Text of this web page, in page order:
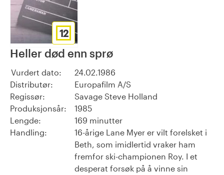
12
Heller død enn sprø
Vurdert dato:
24.02.1986
Distributør:
Europafilm A/S
Regissør:
Savage Steve Holland
Produksjonsår:
1985
Lengde:
169 minutter
Handling:
16-årige Lane Myer er vilt forelsket i
Beth, som imidlertid vraker ham
fremfor ski-championen Roy. I et
desperat forsøk på å vinne sin